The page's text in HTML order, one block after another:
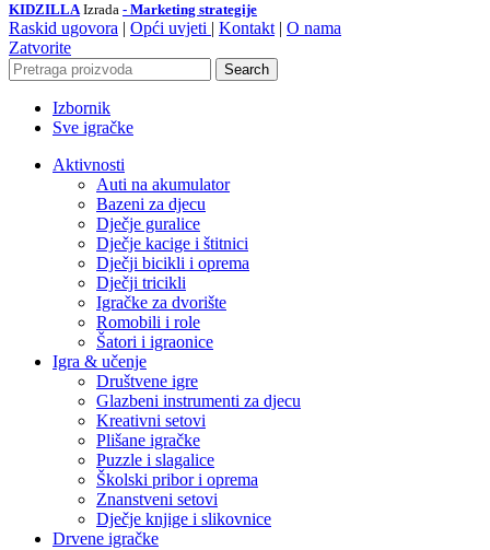
KIDZILLA Izrada - Marketing strategije
Raskid ugovora | Opći uvjeti | Kontakt | O nama
Zatvorite
Search
Izbornik
Sve igračke
Aktivnosti
Auti na akumulator
Bazeni za djecu
Dječje guralice
Dječje kacige i štitnici
Dječji bicikli i oprema
Dječji tricikli
Igračke za dvorište
Romobili i role
Šatori i igraonice
Igra & učenje
Društvene igre
Glazbeni instrumenti za djecu
Kreativni setovi
Plišane igračke
Puzzle i slagalice
Školski pribor i oprema
Znanstveni setovi
Dječje knjige i slikovnice
Drvene igračke